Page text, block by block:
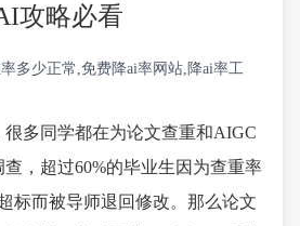
攻略必看
多少正常,免费降ai率网站,降ai率工
很多同学都在为论文查重和AIGC
，超过60%的毕业生因为查重率
标而被导师退回修改。那么论文